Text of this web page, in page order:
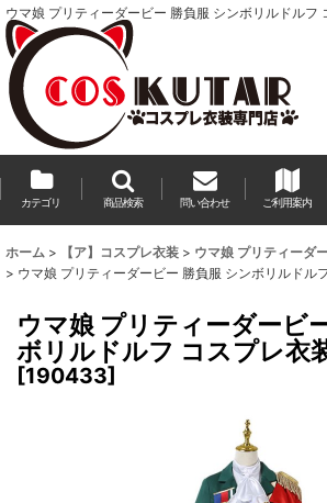
ウマ娘 プリティーダービー 勝負服 シンボリルドルフ
カテゴリ 商品検索 問い合わせ ご利用案内
ホーム > 【ア】コスプレ衣装 > ウマ娘 プリティーダ
> ウマ娘 プリティーダービー 勝負服 シンボリルドル
ウマ娘 プリティーダービ
ボリルドルフ コスプレ衣
[190433]